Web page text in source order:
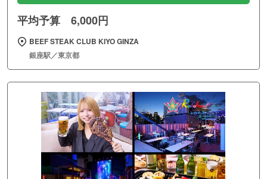
平均予算 6,000円
BEEF STEAK CLUB KIYO GINZA
銀座駅／東京都